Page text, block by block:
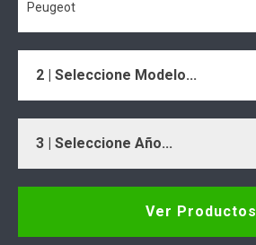
Peugeot
2 | Seleccione Modelo...
3 | Seleccione Año...
Ver Productos